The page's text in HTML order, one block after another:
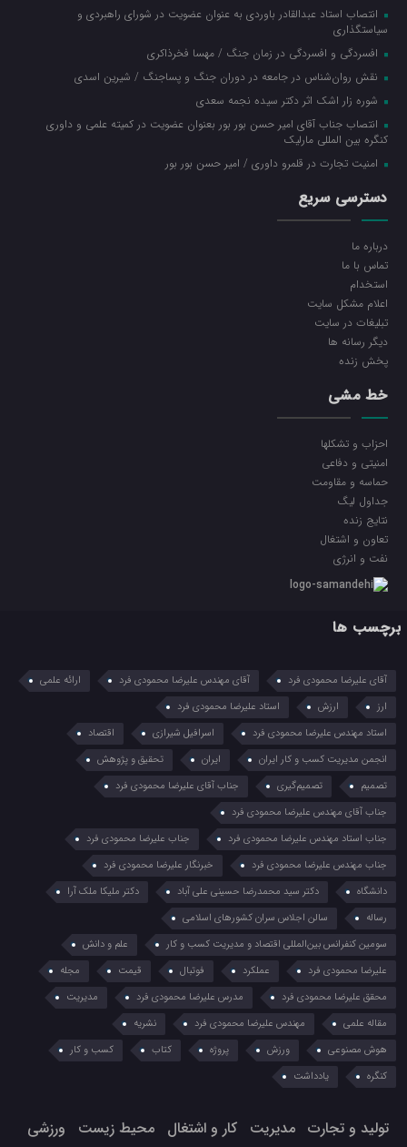
انتصاب استاد عبدالقادر باوردی به عنوان عضویت در شورای راهبردی و
سیاستگذاری
افسردگی و افسردگی در زمان جنگ / مهسا فخرذاکری
نقش روان‌شناس در جامعه در دوران جنگ و پساجنگ / شیرین اسدی
شوره زار اشک اثر دکتر سیده نجمه سعدی
انتصاب جناب آقای امیر حسن بور بور بعنوان عضویت در کمیته علمی و داوری
کنگره بین المللی مارلیک
امنیت تجارت در قلمرو داوری / امیر حسن بور بور
دسترسی سریع
درباره ما
تماس با ما
استخدام
اعلام مشکل سایت
تبلیغات در سایت
ديگر رسانه ها
پخش زنده
خط مشی
احزاب و تشکلها
امنیتی و دفاعی
حماسه و مقاومت
جداول لیگ
نتایج زنده
تعاون و اشتغال
نفت و انرژی
برچسب ها
آقای علیرضا محمودی فرد آقای مهندس علیرضا محمودی فرد
ارائه علمی
ارز
ارزش
استاد علیرضا محمودی فرد
استاد مهندس علیرضا محمودی فرد
اسرافیل شیرازی
اقتصاد
انجمن مدیریت کسب و کار ایران
ایران
تحقیق و پژوهش
تصمیم
تصمیم‌گیری
جناب آقای علیرضا محمودی فرد
جناب آقای مهندس علیرضا محمودی فرد
جناب استاد مهندس علیرضا محمودی فرد
جناب علیرضا محمودی فرد
جناب مهندس علیرضا محمودی فرد
خبرنگار علیرضا محمودی فرد
دانشگاه
دکتر سید محمدرضا حسینی علی آباد
دکتر ملیکا ملک آرا
رساله
سالن اجلاس سران کشورهای اسلامی
سومین کنفرانس بین‌المللی اقتصاد و مدیریت کسب و کار
علم و دانش
علیرضا محمودی فرد
عملکرد فوتبال قیمت
مجله
محقق علیرضا محمودی فرد
مدرس علیرضا محمودی فرد
مدیریت
مقاله علمی
مهندس علیرضا محمودی فرد
نشریه
هوش مصنوعی
ورزش پروژه کتاب
کسب و کار
کنگره
یادداشت
تولید و تجارت مدیریت کار و اشتغال محیط زیست ورزشی